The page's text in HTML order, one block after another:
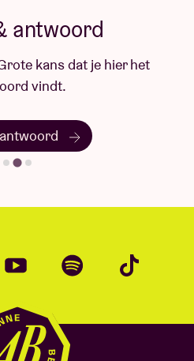
antwoord
kans dat je hier het
vindt.